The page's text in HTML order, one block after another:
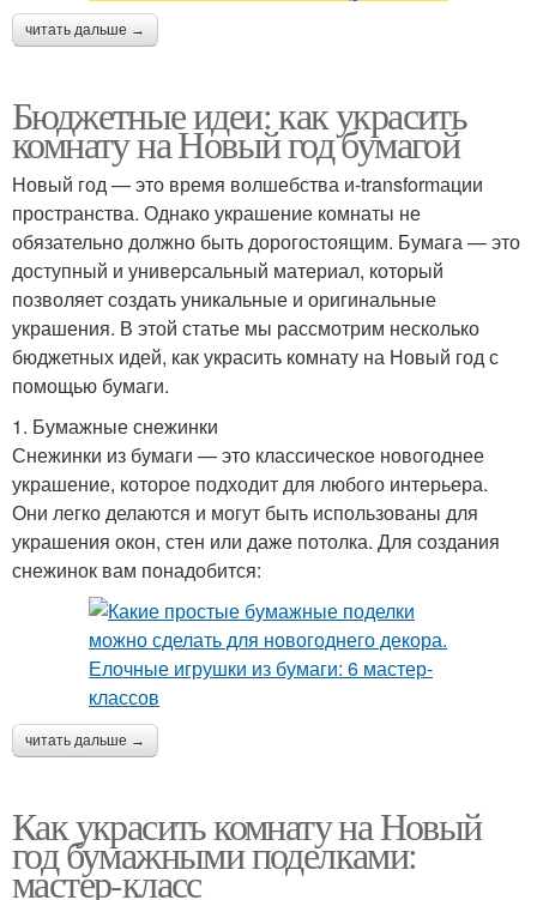
читать дальше →
Бюджетные идеи: как украсить
комнату на Новый год бумагой
Новый год — это время волшебства и-transformации
пространства. Однако украшение комнаты не
обязательно должно быть дорогостоящим. Бумага — это
доступный и универсальный материал, который
позволяет создать уникальные и оригинальные
украшения. В этой статье мы рассмотрим несколько
бюджетных идей, как украсить комнату на Новый год с
помощью бумаги.
1. Бумажные снежинки
Снежинки из бумаги — это классическое новогоднее
украшение, которое подходит для любого интерьера.
Они легко делаются и могут быть использованы для
украшения окон, стен или даже потолка. Для создания
снежинок вам понадобится:
читать дальше →
Как украсить комнату на Новый
год бумажными поделками:
мастер-класс